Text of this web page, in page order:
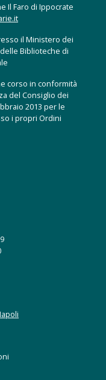
Il Faro di Ippocrate
il Ministero dei
Biblioteche di
corso in conformità
del Consiglio dei
2013 per le
i propri Ordini